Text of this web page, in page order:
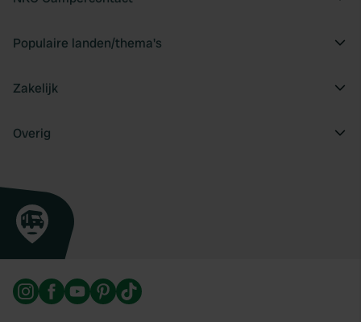
Populaire landen/thema's
Zakelijk
Overig